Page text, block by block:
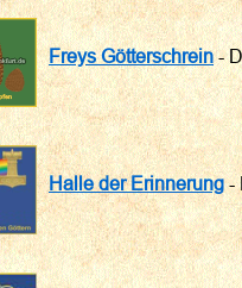
Freys Götterschrein-
Halle der Erinnerung-